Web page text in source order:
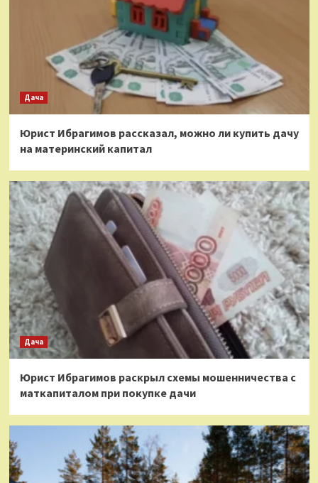
Дача
Юрист Ибрагимов рассказал, можно ли купить дачу
на материнский капитал
Дача
Юрист Ибрагимов раскрыл схемы мошенничества с
маткапиталом при покупке дачи